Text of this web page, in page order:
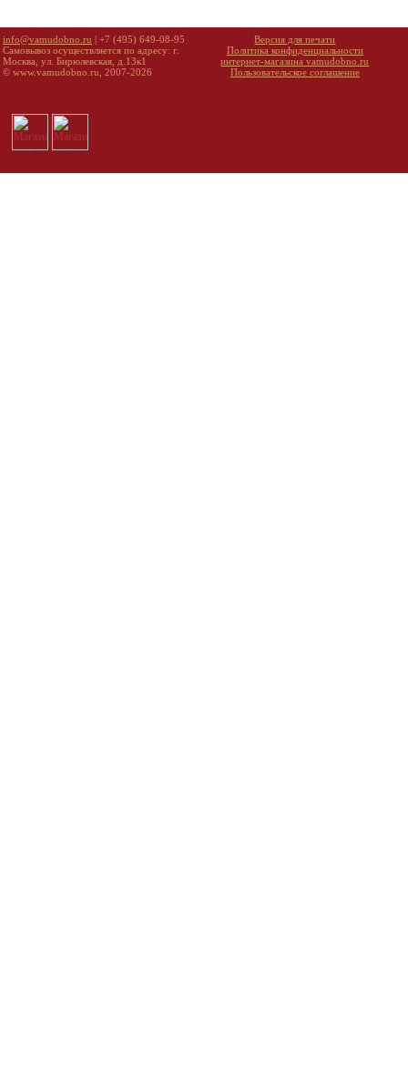
info@vamudobno.ru | +7 (495) 649-08-95
Самовывоз осуществляется по адресу: г.
Москва, ул. Бирюлевская, д.13к1
© www.vamudobno.ru, 2007-2026
Версия для печати
Политика конфиденциальности
интернет-магазина vamudobno.ru
Пользовательское соглашение